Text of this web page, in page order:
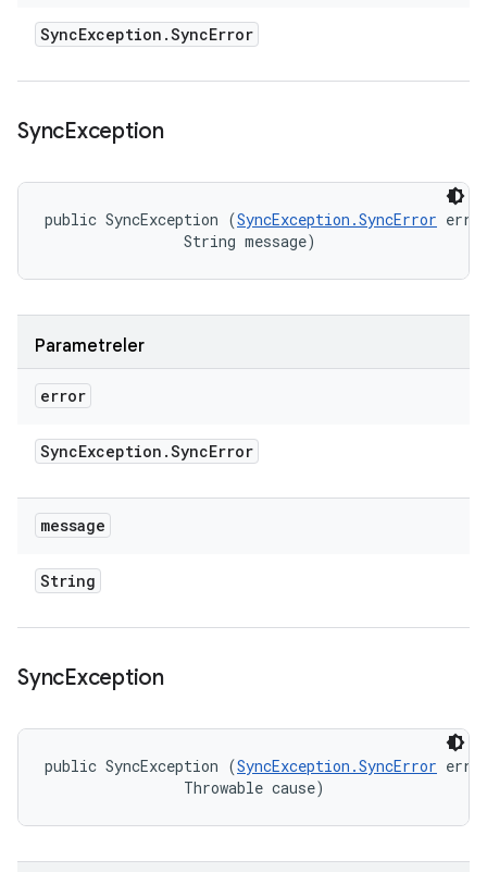
SyncException .SyncError
SyncException
public SyncException (SyncException.SyncError
                String message)
Parametreler
error
SyncException .SyncError
message
String
SyncException
public SyncException (SyncException.SyncError
                Throwable cause)